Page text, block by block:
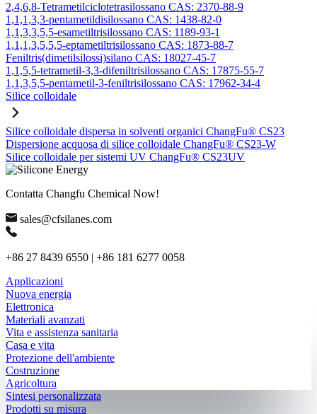
2,4,6,8-Tetrametilciclotetrasilossano CAS: 2370-88-9
1,1,1,3,3-pentametildisilossano CAS: 1438-82-0
1,1,3,3,5,5-esametiltrisilossano CAS: 1189-93-1
1,1,1,3,5,5,5-eptametiltrisilossano CAS: 1873-88-7
Feniltris(dimetilsilossi)silano CAS: 18027-45-7
1,1,5,5-tetrametil-3,3-difeniltrisilossano CAS: 17875-55-7
1,1,3,5,5-pentametil-3-feniltrisilossano CAS: 17962-34-4
Silice colloidale
Silice colloidale dispersa in solventi organici ChangFu® CS23
Dispersione acquosa di silice colloidale ChangFu® CS23-W
Silice colloidale per sistemi UV ChangFu® CS23UV
Contatta Changfu Chemical Now!
sales@cfsilanes.com
+86 27 8439 6550 | +86 181 6277 0058
Applicazioni
Nuova energia
Elettronica
Materiali avanzati
Vita e assistenza sanitaria
Casa e vita
Protezione dell'ambiente
Costruzione
Agricoltura
Sintesi personalizzata
Prodotti su misura